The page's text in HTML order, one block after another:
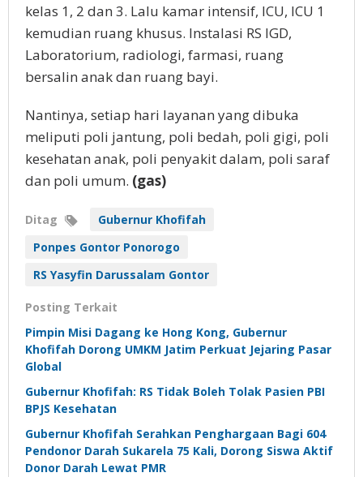
kelas 1, 2 dan 3. Lalu kamar intensif, ICU, ICU 1
kemudian ruang khusus. Instalasi RS IGD,
Laboratorium, radiologi, farmasi, ruang
bersalin anak dan ruang bayi.
Nantinya, setiap hari layanan yang dibuka
meliputi poli jantung, poli bedah, poli gigi, poli
kesehatan anak, poli penyakit dalam, poli saraf
dan poli umum. (gas)
Ditag
Gubernur Khofifah
Ponpes Gontor Ponorogo
RS Yasyfin Darussalam Gontor
Posting Terkait
Pimpin Misi Dagang ke Hong Kong, Gubernur
Khofifah Dorong UMKM Jatim Perkuat Jejaring Pasar
Global
Gubernur Khofifah: RS Tidak Boleh Tolak Pasien PBI
BPJS Kesehatan
Gubernur Khofifah Serahkan Penghargaan Bagi 604
Pendonor Darah Sukarela 75 Kali, Dorong Siswa Aktif
Donor Darah Lewat PMR